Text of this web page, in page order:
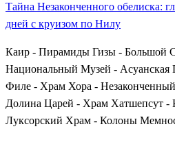
Тайна Незаконченного обелиска:
дней с круизом по Нилу
Каир - Пирамиды Гизы - Большой
Национальный Музей -
Филе - Храм Хора -
Долина Царей - Храм Хатшепсут -
Луксорский Храм - Колоны